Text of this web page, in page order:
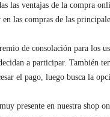
las ventajas de la compra
las compras de las
de consolación para
a participar. También
el pago, luego busca la
presente en nuestra